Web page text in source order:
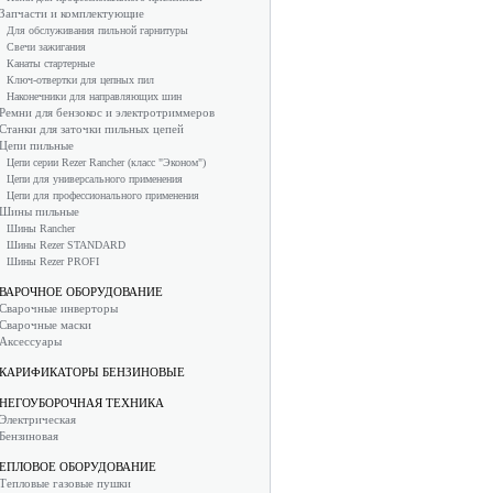
Запчасти и комплектующие
Для обслуживания пильной гарнитуры
Свечи зажигания
Канаты стартерные
Ключ-отвертки для цепных пил
Наконечники для направляющих шин
Ремни для бензокос и электротриммеров
Станки для заточки пильных цепей
Цепи пильные
Цепи серии Rezer Rancher (класс "Эконом")
Цепи для универсального применения
Цепи для профессионального применения
Шины пильные
Шины Rancher
Шины Rezer STANDARD
Шины Rezer PROFI
ОБОРУДОВАНИЕ
Сварочные инверторы
Сварочные маски
Аксессуары
БЕНЗИНОВЫЕ
ТЕХНИКА
Электрическая
Бензиновая
ОБОРУДОВАНИЕ
Тепловые газовые пушки